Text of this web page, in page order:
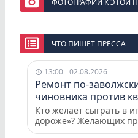
ЧТО ПИШЕТ ПРЕССА
13:00 02.08.2026
Ремонт по-
чиновника против
Кто желает сыграть в
дороже»? Желающих
непринуждённому